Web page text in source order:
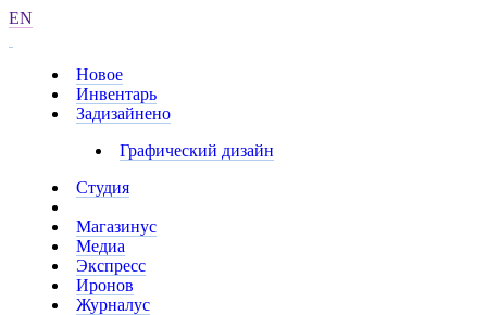
EN
Новое
Инвентарь
Задизайнено
Графический дизайн
Студия
Магазинус
Медиа
Экспресс
Иронов
Журналус